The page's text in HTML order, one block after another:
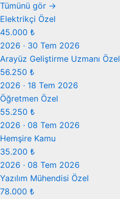
Tümünü gör →
Elektrikçi Özel
45.000 ₺
2026 · 30 Tem 2026
Arayüz Geliştirme Uzmanı Özel
56.250 ₺
2026 · 18 Tem 2026
Öğretmen Özel
55.250 ₺
2026 · 08 Tem 2026
Hemşire Kamu
35.200 ₺
2026 · 08 Tem 2026
Yazılım Mühendisi Özel
78.000 ₺